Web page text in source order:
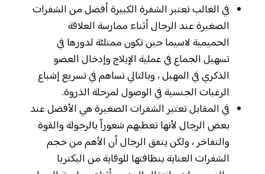
في الغالب تعتبر الشفرة الكبيرة أفضل من الشفرات
الصغيرة عند الرجال أثناء ممارسة العلاقة
الحميمية لاسيما حين تكون ممتلئة لدورها في
تسهيل الجماع في عملية الإيلاج وإدخال العضو
الذكري في المهبل ، وبالتالي تساهم في تسريع إشباع
الرغبات الجنسية في الوصول لمرحلة الذروة.
في المقابل تعتبر الشفرات الصغيرة هي الأفضل عند
بعض الرجال لأنها تعطيهم شعوراً بالرجولة والقوة
والتفاخر ، ولكن يتفق الرجال أن الأهم من حجم
الشفرات العناية بنظافتها للوقاية من البكتريا